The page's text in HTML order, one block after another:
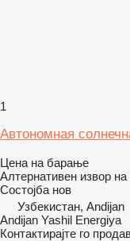
1
Автономная
Цена на барање
Алтернативен извор на
Состојба нов
Узбекистан, Andijan
Andijan Yashil Energiya
Контактирајте го